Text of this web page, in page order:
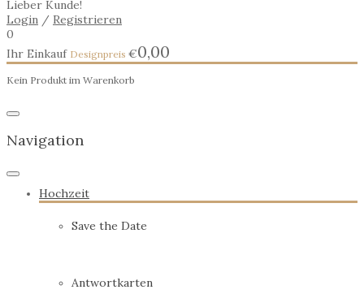
Lieber Kunde!
Login / Registrieren
0
Ihr Einkauf
€0,00
Kein Produkt im Warenkorb
Navigation
Hochzeit
Save the Date
Antwortkarten